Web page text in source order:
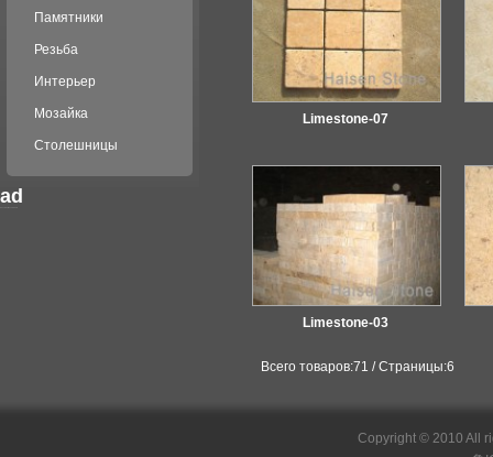
Памятники
Резьба
Интерьер
Мозайка
Столешницы
ad
Limestone-07
Limestone-03
Всего товаров:71 / Страницы:6
Copyright © 2010 All